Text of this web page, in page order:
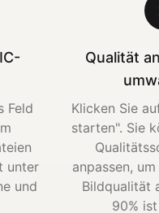
Feld
unter
und
Qualität
Klicken Sie
starten". Sie
anpassen,
Bildqualität
90%